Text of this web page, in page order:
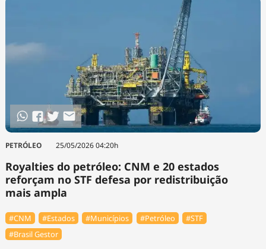
PETRÓLEO 25/05/2026 04:20h
Royalties do petróleo: CNM e 20 estados
reforçam no STF defesa por redistribuição
mais ampla
#CNM #Estados #Municípios #Petróleo
#STF
#Brasil Gestor